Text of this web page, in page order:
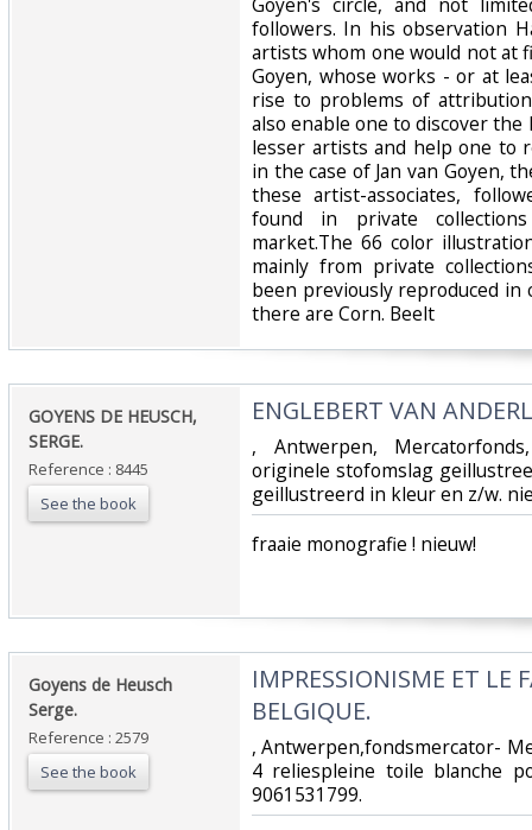
followers. In his observation
artists whom one would not at
Goyen, whose works - or at
rise to problems of
also enable one to discover
lesser artists and help one to
in the case of Jan van Goyen,
these artist-associates,
found in private
market.The 66 color
mainly from private
been previously reproduced in
there are Corn. Beelt‎
‎GOYENS DE HEUSCH,
SERGE.‎
Reference : 8445
See the book
‎ENGLEBERT VAN
‎, Antwerpen,
originele stofomslag
geillustreerd in kleur en z/w.
‎fraaie monografie ! nieuw!‎
‎Goyens de Heusch
Serge.‎
Reference : 2579
See the book
‎IMPRESSIONISME ET LE
BELGIQUE.‎
‎, Antwerpen,fondsmercator-
4 reliespleine toile blanche
9061531799.‎